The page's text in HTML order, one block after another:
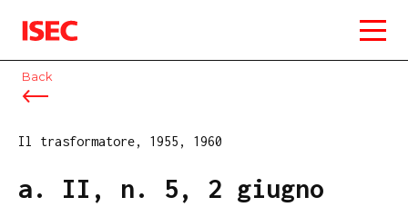
ISEC
Back
Il trasformatore, 1955, 1960
a. II, n. 5, 2 giugno